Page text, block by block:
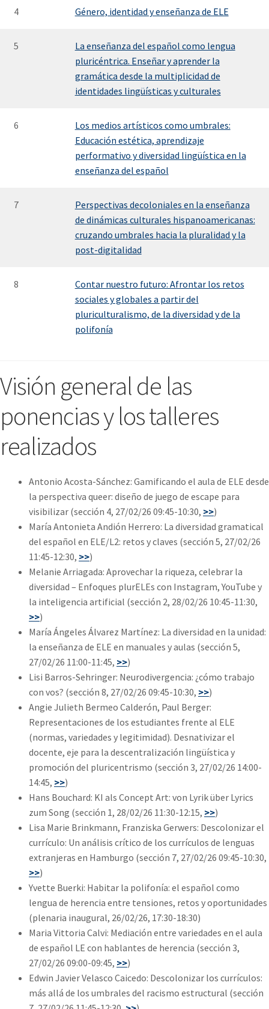
4 Género, identidad y enseñanza de ELE
5
La enseñanza del español como lengua
pluricéntrica. Enseñar y aprender la
gramática desde la multiplicidad de
identidades lingüísticas y culturales
6
Los medios artísticos como umbrales:
Educación estética, aprendizaje
performativo y diversidad lingüística en la
enseñanza del español
7
Perspectivas decoloniales en la enseñanza
de dinámicas culturales hispanoamericanas:
cruzando umbrales hacia la pluralidad y la
post-digitalidad
8
Contar nuestro futuro: Afrontar los retos
sociales y globales a partir del
pluriculturalismo, de la diversidad y de la
polifonía
Visión general de las
ponencias y los talleres
realizados
Antonio Acosta-Sánchez: Gamificando el aula de ELE desde
la perspectiva queer: diseño de juego de escape para
visibilizar (sección 4, 27/02/26 09:45-10:30, >>)
María Antonieta Andión Herrero: La diversidad gramatical
del español en ELE/L2: retos y claves (sección 5, 27/02/26
11:45-12:30, >>)
Melanie Arriagada: Aprovechar la riqueza, celebrar la
diversidad – Enfoques plurELEs con Instagram, YouTube y
la inteligencia artificial (sección 2, 28/02/26 10:45-11:30,
>>)
María Ángeles Álvarez Martínez: La diversidad en la unidad:
la enseñanza de ELE en manuales y aulas (sección 5,
27/02/26 11:00-11:45, >>)
Lisi Barros-Sehringer: Neurodivergencia: ¿cómo trabajo
con vos? (sección 8, 27/02/26 09:45-10:30, >>)
Angie Julieth Bermeo Calderón, Paul Berger:
Representaciones de los estudiantes frente al ELE
(normas, variedades y legitimidad). Desnativizar el
docente, eje para la descentralización lingüística y
promoción del pluricentrismo (sección 3, 27/02/26 14:00-
14:45, >>)
Hans Bouchard: KI als Concept Art: von Lyrik über Lyrics
zum Song (sección 1, 28/02/26 11:30-12:15, >>)
Lisa Marie Brinkmann, Franziska Gerwers: Descolonizar el
currículo: Un análisis crítico de los currículos de lenguas
extranjeras en Hamburgo (sección 7, 27/02/26 09:45-10:30,
>>)
Yvette Buerki: Habitar la polifonía: el español como
lengua de herencia entre tensiones, retos y oportunidades
(plenaria inaugural, 26/02/26, 17:30-18:30)
Maria Vittoria Calvi: Mediación entre variedades en el aula
de español LE con hablantes de herencia (sección 3,
27/02/26 09:00-09:45, >>)
Edwin Javier Velasco Caicedo: Descolonizar los currículos:
más allá de los umbrales del racismo estructural (sección